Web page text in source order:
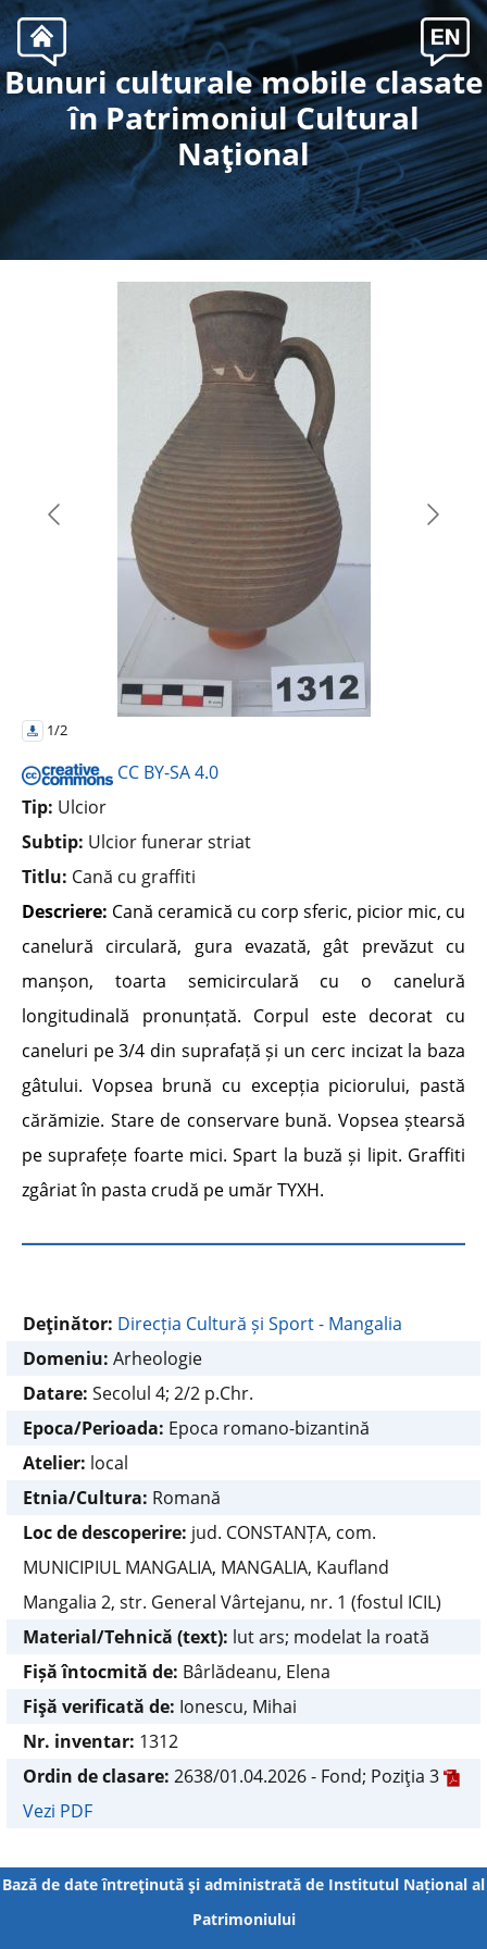
.
Bunuri culturale mobile clasate
în Patrimoniul Cultural
Naţional
1/2
CC BY-SA 4.0
Tip: Ulcior
Subtip: Ulcior funerar striat
Titlu: Cană cu graffiti
Descriere: Cană ceramică cu corp sferic, picior mic, cu
canelură circulară, gura evazată, gât prevăzut cu
manșon, toarta semicirculară cu o canelură
longitudinală pronunțată. Corpul este decorat cu
caneluri pe 3/4 din suprafață și un cerc incizat la baza
gâtului. Vopsea brună cu excepția piciorului, pastă
cărămizie. Stare de conservare bună. Vopsea ștearsă
pe suprafețe foarte mici. Spart la buză și lipit. Graffiti
zgâriat în pasta crudă pe umăr TYXH.
Deţinător: Direcția Cultură și Sport - Mangalia
Domeniu: Arheologie
Datare: Secolul 4; 2/2 p.Chr.
Epoca/Perioada: Epoca romano-bizantină
Atelier: local
Etnia/Cultura: Romană
Loc de descoperire: jud. CONSTANȚA, com.
MUNICIPIUL MANGALIA, MANGALIA, Kaufland
Mangalia 2, str. General Vârtejanu, nr. 1 (fostul ICIL)
Material/Tehnică (text): lut ars; modelat la roată
Fișă întocmită de: Bârlădeanu, Elena
Fişă verificată de: Ionescu, Mihai
Nr. inventar: 1312
Ordin de clasare: 2638/01.04.2026 - Fond; Poziţia 3
Vezi PDF
Bază de date întreţinută şi administrată de Institutul Național al
Patrimoniului